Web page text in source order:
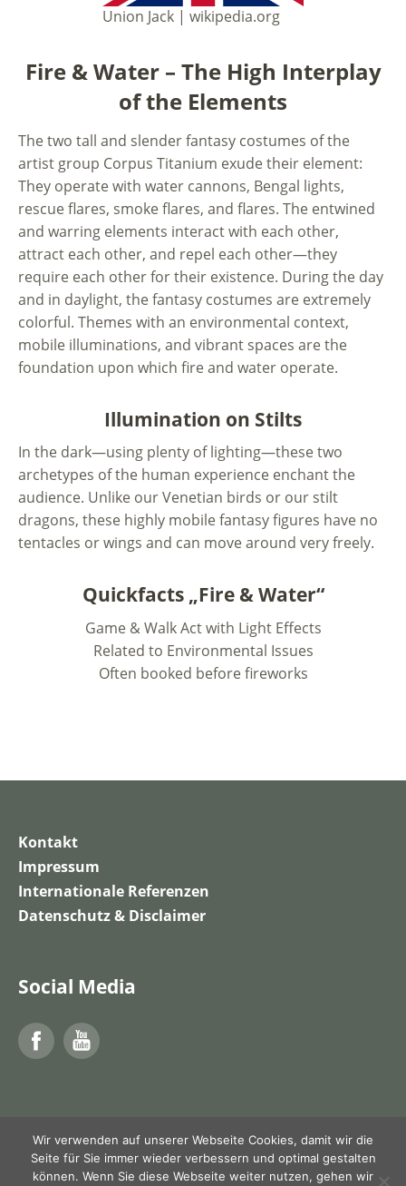
Union Jack | wikipedia.org
Fire & Water – The High Interplay
of the Elements
The two tall and slender fantasy costumes of the
artist group Corpus Titanium exude their element:
They operate with water cannons, Bengal lights,
rescue flares, smoke flares, and flares. The entwined
and warring elements interact with each other,
attract each other, and repel each other—they
require each other for their existence. During the day
and in daylight, the fantasy costumes are extremely
colorful. Themes with an environmental context,
mobile illuminations, and vibrant spaces are the
foundation upon which fire and water operate.
Illumination on Stilts
In the dark—using plenty of lighting—these two
archetypes of the human experience enchant the
audience. Unlike our Venetian birds or our stilt
dragons, these highly mobile fantasy figures have no
tentacles or wings and can move around very freely.
Quickfacts „Fire & Water“
Game & Walk Act with Light Effects
Related to Environmental Issues
Often booked before fireworks
Kontakt
Impressum
Internationale Referenzen
Datenschutz & Disclaimer
Social Media
Facebook
Wir verwenden auf unserer Webseite Cookies, damit wir die
Seite für Sie immer wieder verbessern und optimal gestalten
können. Wenn Sie diese Webseite weiter nutzen, gehen wir